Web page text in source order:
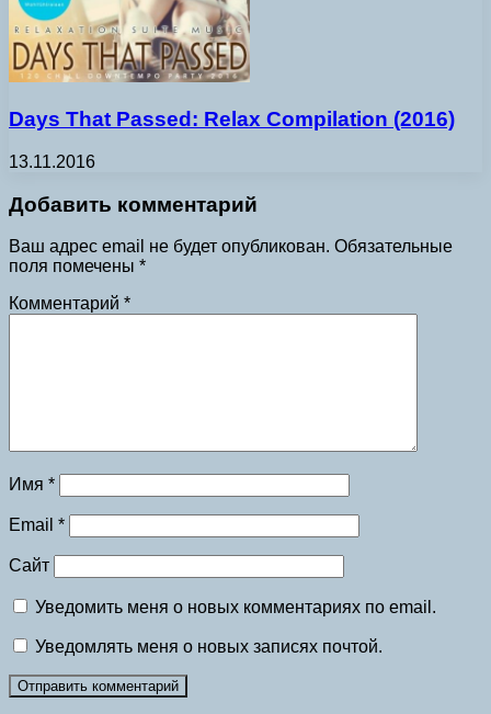
Days That Passed: Relax Compilation (2016)
13.11.2016
Добавить комментарий
Ваш адрес email не будет опубликован. Обязательные
поля помечены *
Комментарий *
Имя *
Email *
Сайт
Уведомить меня о новых комментариях по email.
Уведомлять меня о новых записях почтой.